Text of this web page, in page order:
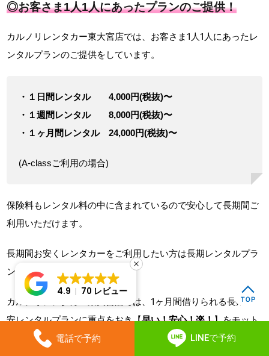
◎お客さま1人1人にあったプランのご提供！
カルノリレンタカー東大宮店では、お客さま1人1人にあったレ
ンタルプランのご提供をしています。
・１日間レンタル 4,000円(税抜)〜
・１週間レンタル 8,000円(税抜)〜
・１ヶ月間レンタル 24,000円(税抜)〜
(A-classご利用の場合)
保険料もレンタル料の中に含まれているので安心して長期間ご
利用いただけます。
長期間お安くレンタカーをご利用したい方は長期レンタルプラ
ンがオススメです。
カルノリレンタカー東大宮店では、1ヶ月間借りられる長期格
安レンタルプランに重点をおき【早い！安心！楽！】をモット
ーにより一層サービスの向上をしていきます！
電話で予約 LINEで予約
4.9 70 レビュー